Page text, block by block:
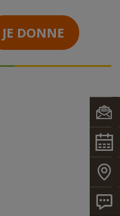
JE DONNE